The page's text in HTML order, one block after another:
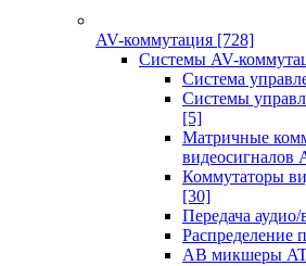
AV-коммутация [728]
Системы AV-
Система
Системы
[5]
Матричные
видеосигналов
Коммутаторы
[30]
Передача
Распределение
АВ микшеры